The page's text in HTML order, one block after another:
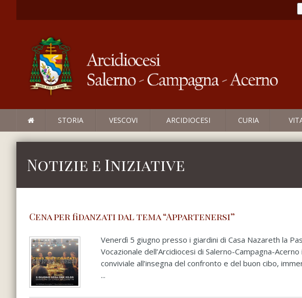
STORIA VESCOVI ARCIDIOCESI CURIA
Notizie e Iniziative
Cena per fidanzati dal tema “Appartenersi”
Venerdì 5 giugno presso i giardini di Casa Nazareth la
Vocazionale dell’Arcidiocesi di Salerno-Campagna-
conviviale all’insegna del confronto e del buon cibo,
...